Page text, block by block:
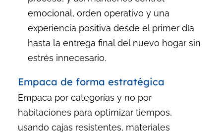
emocional, orden operativo y una
experiencia positiva desde el primer día
hasta la entrega final del nuevo hogar sin
estrés innecesario.
Empaca de forma estratégica
Empaca por categorías y no por
habitaciones para optimizar tiempos,
usando cajas resistentes, materiales